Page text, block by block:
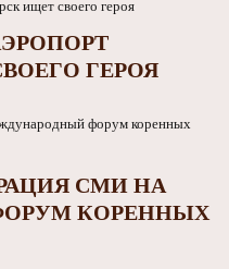
ГЕРОЯ
СМИ НА
КОРЕННЫХ